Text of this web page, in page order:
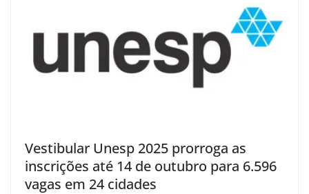
Vestibular Unesp 2025 prorroga as
inscrições até 14 de outubro para 6.596
vagas em 24 cidades